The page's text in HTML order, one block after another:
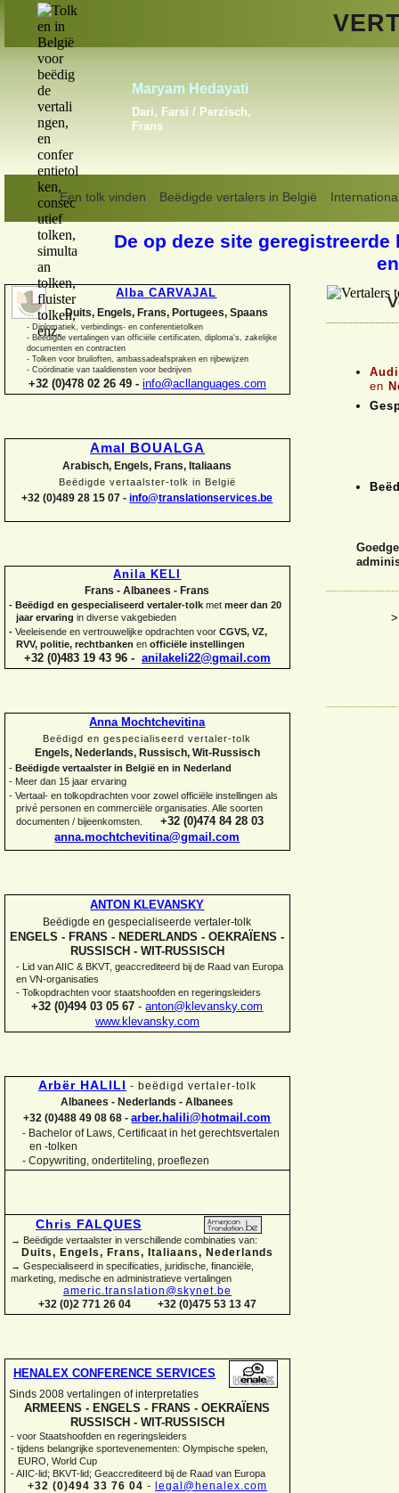
Een tolk vinden Beëdigde vertalers in België
Alba CARVAJAL
Duits, Engels, Frans, Portugees, Spaans
- Diplomatiek, verbindings- en conferentietolken
- Beëdigde vertalingen van officiële certificaten, diploma's, zakelijke
documenten en contracten
- Tolken voor bruiloften, ambassadeafspraken en rijbewijzen
- Coördinatie van taaldiensten voor bedrijven
+32 (0)478 02 26 49 - info@acllanguages.com
Amal BOUALGA
Arabisch, Engels, Frans, Italiaans
Beëdigde vertaalster-tolk in België
+32 (0)489 28 15 07 - info@translationservices.be
Anila KELI
Frans - Albanees - Frans
- Beëdigd en gespecialiseerd vertaler-tolk met meer dan 20
jaar ervaring in diverse vakgebieden
- Veeleisende en vertrouwelijke opdrachten voor CGVS, VZ,
RVV, politie, rechtbanken en officiële instellingen
+32 (0)483 19 43 96 - anilakeli22@gmail.com
Anna Mochtchevitina
Beëdigd en gespecialiseerd vertaler-tolk
Engels, Nederlands, Russisch, Wit-Russisch
- Beëdigde vertaalster in België en in Nederland
- Meer dan 15 jaar ervaring
- Vertaal- en tolkopdrachten voor zowel officiële instellingen als
privé personen en commerciële organisaties. Alle soorten
documenten / bijeenkomsten.
+32 (0)474 84 28 03
anna.mochtchevitina@gmail.com
ANTON KLEVANSKY
Beëdigde en gespecialiseerde vertaler-tolk
ENGELS - FRANS - NEDERLANDS - OEKRAÏENS -
RUSSISCH - WIT-RUSSISCH
- Lid van AIIC & BKVT, geaccrediteerd bij de Raad van Europa
en VN-organisaties
- Tolkopdrachten voor staatshoofden en regeringsleiders
+32 (0)494 03 05 67 - anton@klevansky.com
www.klevansky.com
Arbër HALILI - beëdigd vertaler-tolk
Albanees - Nederlands - Albanees
+32 (0)488 49 08 68 - arber.halili@hotmail.com
- Bachelor of Laws, Certificaat in het gerechtsvertalen
en -tolken
- Copywriting, ondertiteling, proeflezen
Chris FALQUES
→ Beëdigde vertaalster in verschillende combinaties van:
Duits, Engels, Frans, Italiaans, Nederlands
→ Gespecialiseerd in specificaties, juridische, financiële,
marketing, medische en administratieve vertalingen
americ.translation@skynet.be
+32 (0)2 771 26 04
+32 (0)475 53 13 47
HENALEX CONFERENCE SERVICES
Sinds 2008 vertalingen of interpretaties
ARMEENS - ENGELS - FRANS - OEKRAÏENS
RUSSISCH - WIT-RUSSISCH
- voor Staatshoofden en regeringsleiders
- tijdens belangrijke sportevenementen: Olympische spelen,
EURO, World Cup
-AIIC-lid; BKVT-lid; Geaccrediteerd bij de Raad van Europa
+32 (0)494 33 76 04 - legal@henalex.com
De op deze site
Claudia H. P. Hoogewijs
Engels, Frans, Portugees
en